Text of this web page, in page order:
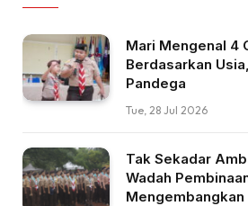
Mari Mengenal 4
Berdasarkan
Pandega
Tue, 28 Jul 2026
Tak Sekadar
Wadah
Mengembangkan